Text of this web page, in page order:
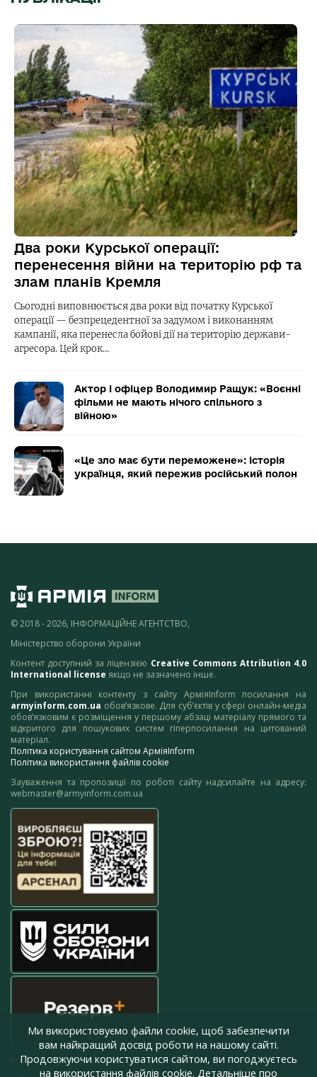
Два роки Курської операції:
перенесення війни на територію рф та
злам планів Кремля
Сьогодні виповнюється два роки від початку Курської
операції — безпрецедентної за задумом і виконанням
кампанії, яка перенесла бойові дії на територію держави-
агресора. Цей крок…
Актор і офіцер Володимир Ращук: «Воєнні
фільми не мають нічого спільного з
війною»
«Це зло має бути переможене»: історія
українця, який пережив російський полон
© 2018 - 2026, ІНФОРМАЦІЙНЕ АГЕНТСТВО,
Міністерство оборони України
Контент доступний за ліцензією Creative Commons Attribution 4.0
International license якщо не зазначено інше.
При використанні контенту з сайту АрміяInform посилання на
armyinform.com.ua обов’язкове. Для суб’єктів у сфері онлайн-медіа
обов’язковим є розміщення у першому абзаці матеріалу прямого та
відкритого для пошукових систем гіперпосилання на цитований
матеріал.
Політика користування сайтом АрміяInform
Політика використання файлів cookie
Зауваження та пропозиції по роботі сайту надсилайте на адресу:
webmaster@armyinform.com.ua
press@armyinform.com.ua
Ми використовуємо файли cookie, щоб забезпечити
вам найкращий досвід роботи на нашому сайті.
Продовжуючи користуватися сайтом, ви погоджуєтесь
на використання файлів cookie. Детальніше про